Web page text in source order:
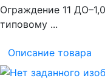
Ограждение 11
типовому ...
Описание товара